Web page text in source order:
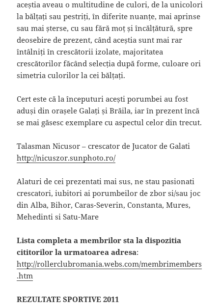
aceștia aveau o multitudine de culori, de la unicolori
la bălțați sau pestriți, în diferite nuanțe, mai aprinse
sau mai șterse, cu sau fără moț și încălțătură, spre
deosebire de prezent, când aceștia sunt mai rar
întâlniți în crescătorii izolate, majoritatea
crescătorilor făcând selecția după forme, culoare ori
simetria culorilor la cei bălțați.
Cert este că la începuturi acești porumbei au fost
aduși din orașele Galați și Brăila, iar în prezent încă
se mai găsesc exemplare cu aspectul celor din trecut.
Talasman Nicusor – crescator de Jucator de Galati
http://nicuszor.sunphoto.ro/
Alaturi de cei prezentati mai sus, ne stau pasionati
crescatori, iubitori ai porumbeilor de zbor si/sau joc
din Alba, Bihor, Caras-Severin, Constanta, Mures,
Mehedinti si Satu-Mare
Lista completa a membrilor sta la dispozitia
cititorilor la urmatoarea adresa:
http://rollerclubromania.webs.com/membrimembers
.htm
REZULTATE SPORTIVE 2011